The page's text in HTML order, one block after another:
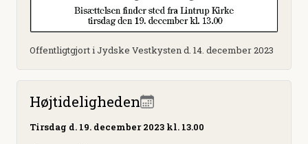
Offentligtgjort i Jydske Vestkysten d. 14. december 2023
Højtideligheden
Tirsdag d. 19. december 2023 kl. 13.00